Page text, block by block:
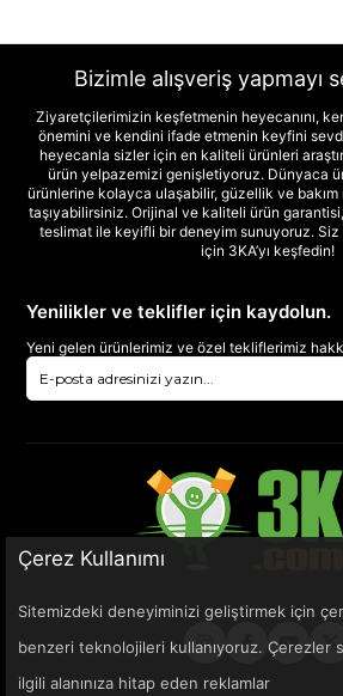
Bizimle alışveriş yapmayı
Ziyaretçilerimizin keşfetmenin heyecanını,
önemini ve kendini ifade etmenin keyfini
heyecanla sizler için en kaliteli ürünleri
ürün yelpazemizi genişletiyoruz. Dünyaca
ürünlerine kolayca ulaşabilir, güzellik ve
taşıyabilirsiniz. Orijinal ve kaliteli ürün garantisi,
teslimat ile keyifli bir deneyim sunuyoruz. Siz
için 3KA’yı keşfedin!
Yenilikler ve teklifler için kaydolun.
Yeni gelen ürünlerimiz ve özel tekliflerimiz
Çerez Kullanımı
Sitemizdeki deneyiminizi geliştirmek için
benzeri teknolojileri kullanıyoruz. Çerezler
ilgili alanınıza hitap eden reklamlar